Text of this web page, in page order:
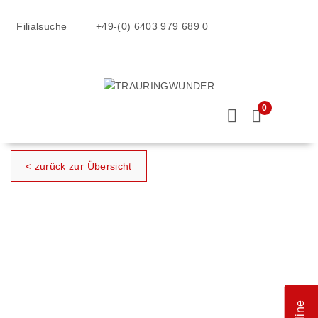
Filialsuche +49-(0) 6403 979 689 0
0
< zurück zur Übersicht